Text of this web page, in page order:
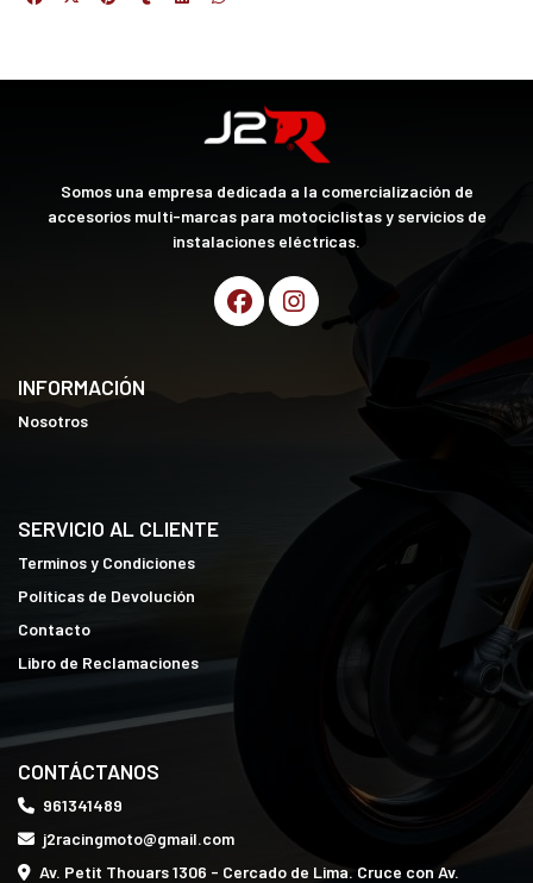
Somos una empresa dedicada a la comercialización de
accesorios multi-marcas para motociclistas y servicios de
instalaciones eléctricas.
INFORMACIÓN
Nosotros
SERVICIO AL CLIENTE
Terminos y Condiciones
Políticas de Devolución
Contacto
Libro de Reclamaciones
CONTÁCTANOS
961341489
j2racingmoto@gmail.com
Av. Petit Thouars 1306 - Cercado de Lima. Cruce con Av.